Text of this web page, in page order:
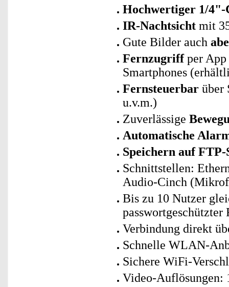
Hochwertiger 1/4"-
IR-Nachtsicht mit
Gute Bilder auch
Fernzugriffper
Smartphones
Fernsteuerbar über
u.v.m.)
Zuverlässige
Automatische
Speichern auf
Schnittstellen:
Audio-Cinch
Bis zu 10 Nutzer
passwortgeschützter
Verbindung direkt
Schnelle WLAN-
Sichere WiFi-
Video-Auflösungen: